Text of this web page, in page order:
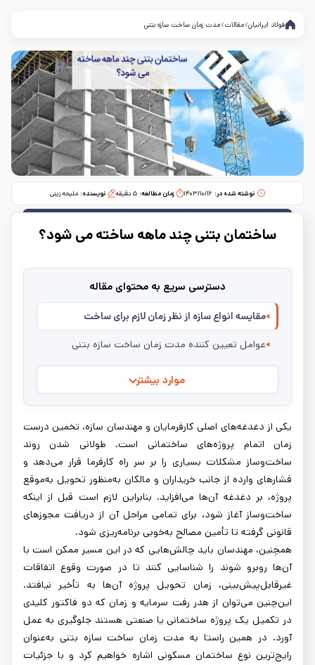
فولاد ایرانیان مقالات مدت زمان ساخت سازه بتنی
نوشته شده در: ۱۴۰۳/۱۰/۱۶ زمان مطالعه:‌ ۵ دقیقه نویسنده: ملیحه زینی
ساختمان بتنی چند ماهه ساخته می‌ شود؟
دسترسی سریع به محتوای مقاله
مقایسه انواع سازه از نظر زمان لازم برای ساخت
عوامل تعیین کننده مدت زمان ساخت سازه بتنی
موارد بیشتر
یکی از دغدغه‌های اصلی کارفرمایان و مهندسان سازه، تخمین درست
زمان اتمام پروژه‌های ساختمانی است. طولانی شدن روند
ساخت‌وساز مشکلات بسیاری را بر سر راه کارفرما قرار می‌دهد و
فشارهای وارده از جانب خریداران و مالکان به‌منظور تحویل به‌موقع
پروژه، بر دغدغه آن‌ها می‌افزاید. بنابراین لازم است قبل از اینکه
ساخت‌وساز آغاز شود، برای تمامی مراحل آن از دریافت مجوزهای
قانونی گرفته تا تأمین مصالح به‌خوبی برنامه‌ریزی شود.
همچنین، مهندسان باید چالش‌هایی که در این مسیر ممکن است با
آن‌ها روبرو شوند را شناسایی کنند تا در صورت وقوع اتفاقات
غیرقابل‌پیش‌بینی، زمان تحویل پروژه آن‌ها به تأخیر نیافتد.
این‌چنین می‌توان از هدر رفت سرمایه و زمان که دو فاکتور کلیدی
در تکمیل یک پروژه ساختمانی یا صنعتی هستند جلوگیری به عمل
آورد. در همین راستا به مدت زمان ساخت سازه بتنی به‌عنوان
رایج‌ترین نوع ساختمان مسکونی اشاره خواهیم کرد و با جزئیات